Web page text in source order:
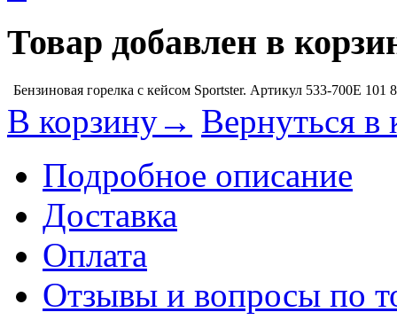
Товар добавлен в
Бензиновая горелка с кейсом Sportster. Артикул 533-700E 101
В корзину→ Вернуться в
Подробное описание
Доставка
Оплата
Отзывы и вопросы по